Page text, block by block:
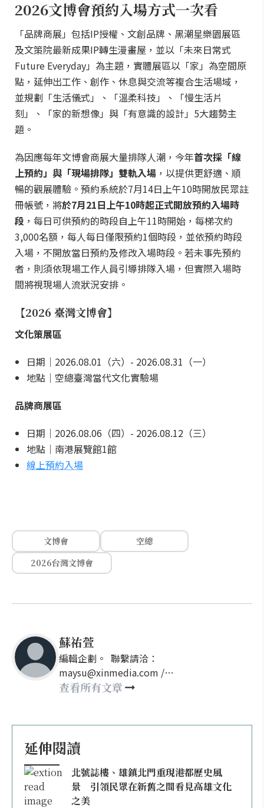
2026文博會預約入場方式一次看
「品牌商展」包括IP授權、文創品牌、黑潮星樂園展區
及文策院最新成果IP轉生漫畫屋，並以「未來日常式
Future Everyday」為主題，實體展區以「家」為空間原
點，延伸出工作、創作、休息與交流等複合生活場域，
並規劃「生活儀式」、「溫柔科技」、「慢生活片
刻」、「家的新想像」與「有意識的設計」5大趨勢主
題。
為因應每年文博會商展大量排隊人潮，今年首次採「線
上預約」與「現場排隊」雙軌入場 ，以提供更舒適、順
暢的觀展體驗。預約系統於7月14日上午10時開放民眾註
冊帳號，將於7月21日上午10時起正式開放預約入場時
段 ，每日可供預約的時段自上午11時開始，每梯次約
3,000名額，每人每日僅限預約1個時段，並依預約時段
入場，不開放當日預約及修改入場時段。若未事先預約
者，則須依現場工作人員引導排隊入場，但實際入場時
間將視現場人流狀況安排。
【2026 臺灣文博會】
文化策展區
日期｜2026.08.01（六）- 2026.08.31（一）
地點｜空總臺灣當代文化實驗場
品牌商展區
日期｜2026.08.06（四）- 2026.08.12（三）
地點｜南港展覽館1館
線上預約入場
文博會
空總
2026台灣文博會
蘇祐萱
編輯企劃。 聯繫請洽：
maysu@xinmedia.com /
may860527@gmail.com
查看所有文章
延伸閱讀
北號誌樓、雄鎮北門重現港都歷史風
景 引領民眾在新舊之間看見高雄文化
之美